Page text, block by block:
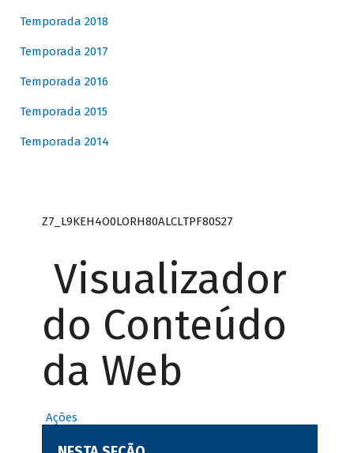
Temporada 2018
Temporada 2017
Temporada 2016
Temporada 2015
Temporada 2014
Z7_L9KEH4O0LORH80ALCLTPF80S27
Visualizador
do Conteúdo
da Web
Ações